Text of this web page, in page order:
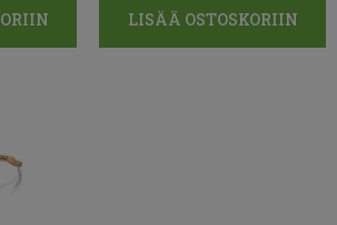
LISÄÄ OSTOSKORIIN